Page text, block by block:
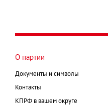
О партии
Документы и символы
Контакты
КПРФ в вашем округе